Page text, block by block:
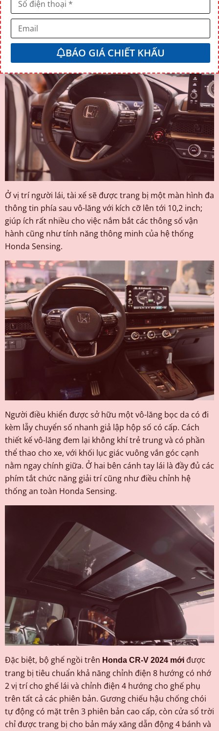
chuẩn 8 loa, đặc biệt trên phiên bản RS sử dụng tới 12
loa Bose đem lại trải nghiệm giải trí khác biệt hoàn toàn.
Ở vị trí người lái, tài xế sẽ được trang bị một màn hình đa
thông tin phía sau vô-lăng với kích cỡ lên tới 10,2 inch;
giúp ích rất nhiều cho việc nắm bắt các thông số vận
hành cũng như tính năng thông minh của hệ thống
Honda Sensing.
Người điều khiển được sở hữu một vô-lăng bọc da có đi
kèm lẫy chuyển số nhanh giả lập hộp số có cấp. Cách
thiết kế vô-lăng đem lại không khí trẻ trung và có phần
thể thao cho xe, với khối lục giác vuông vắn góc cạnh
nằm ngay chính giữa. Ở hai bên cánh tay lái là đầy đủ các
phím tắt chức năng giải trí cũng như điều chỉnh hệ
thống an toàn Honda Sensing.
Đặc biệt, bộ ghế ngồi trên Honda CR-V 2024 mới được
trang bị tiêu chuẩn khả năng chỉnh điện 8 hướng có nhớ
2 vị trí cho ghế lái và chỉnh điện 4 hướng cho ghế phụ
trên tất cả các phiên bản. Gương chiếu hậu chống chói
tự động có mặt trên 3 phiên bản cao cấp, còn cửa sổ trời
chỉ được trang bị cho bản máy xăng dẫn động 4 bánh và
BÁO GIÁ CHIẾT KHẤU